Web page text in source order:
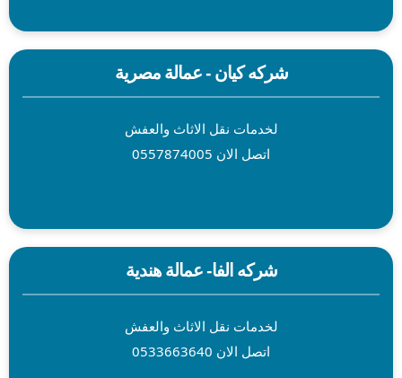
شركه كيان - عمالة مصرية
لخدمات نقل الاثاث والعفش
اتصل الان 0557874005
شركه الفا- عمالة هندية
لخدمات نقل الاثاث والعفش
اتصل الان 0533663640